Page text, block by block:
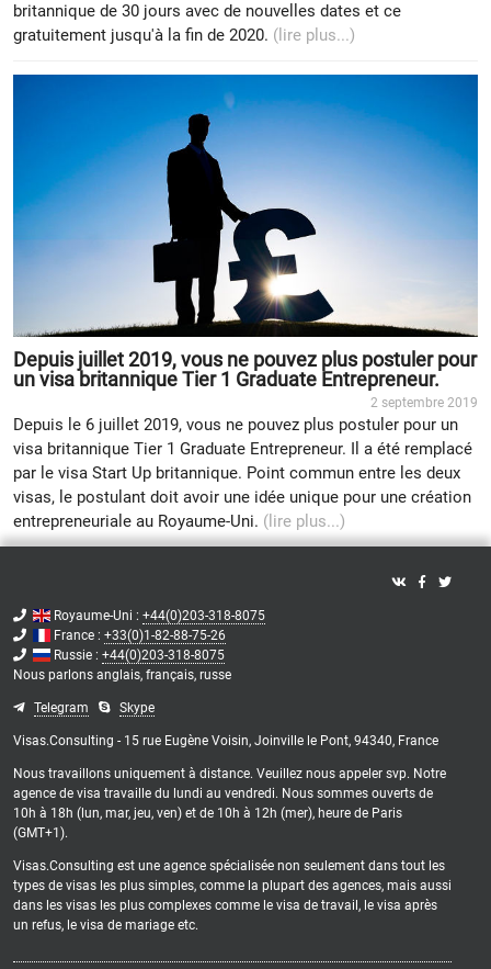
britannique de 30 jours avec de nouvelles dates et ce
gratuitement jusqu'à la fin de 2020. (lire plus...)
Depuis juillet 2019, vous ne pouvez plus postuler pour
un visa britannique Tier 1 Graduate Entrepreneur.
2 septembre 2019
Depuis le 6 juillet 2019, vous ne pouvez plus postuler pour un
visa britannique Tier 1 Graduate Entrepreneur. Il a été remplacé
par le visa Start Up britannique. Point commun entre les deux
visas, le postulant doit avoir une idée unique pour une création
entrepreneuriale au Royaume-Uni. (lire plus...)
Royaume-Uni : +44(0)203-318-8075
France : +33(0)1-82-88-75-26
Russie : +44(0)203-318-8075
Nous parlons anglais, français, russe
Telegram Skype
Visas.Consulting - 15 rue Eugène Voisin, Joinville le Pont, 94340, France
Nous travaillons uniquement à distance. Veuillez nous appeler svp. Notre
agence de visa travaille du lundi au vendredi. Nous sommes ouverts de
10h à 18h (lun, mar, jeu, ven) et de 10h à 12h (mer), heure de Paris
(GMT+1).
Visas.Consulting est une agence spécialisée non seulement dans tout les
types de visas les plus simples, comme la plupart des agences, mais aussi
dans les visas les plus complexes comme le visa de travail, le visa après
un refus, le visa de mariage etc.